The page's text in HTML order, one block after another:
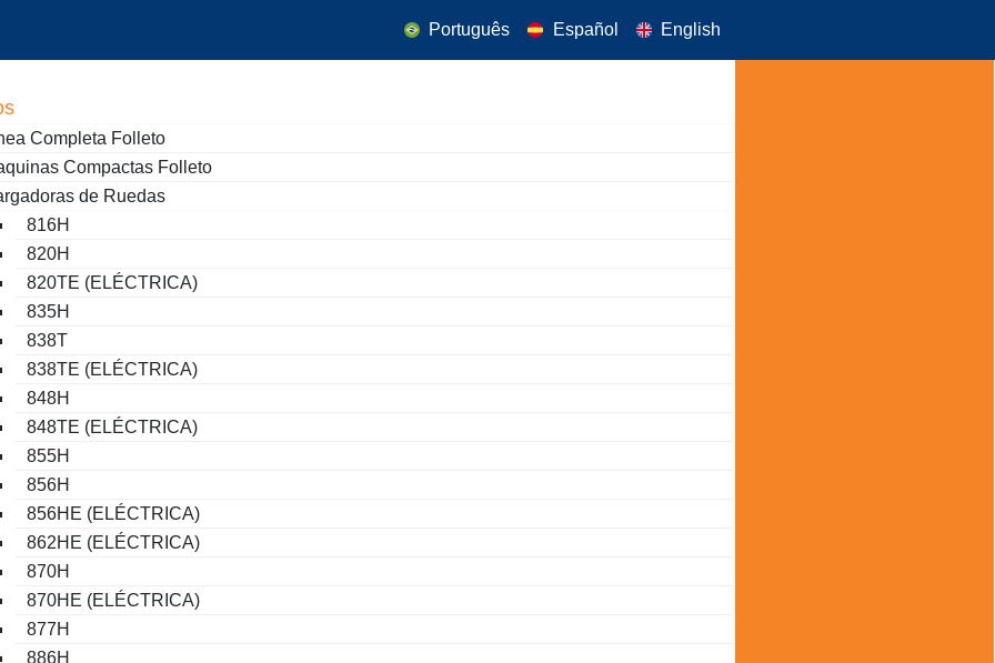
Português Español English
Completa Folleto
Compactas Folleto
de Ruedas
816H
820H
820TE (ELÉCTRICA)
835H
838T
838TE (ELÉCTRICA)
848H
848TE (ELÉCTRICA)
855H
856H
856HE (ELÉCTRICA)
862HE (ELÉCTRICA)
870H
870HE (ELÉCTRICA)
877H
886H